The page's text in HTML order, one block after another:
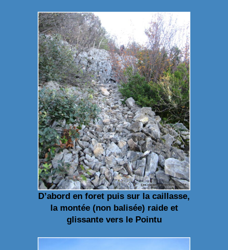
D’abord en foret puis sur la caillasse,
la montée (non balisée) raide et
glissante vers le Pointu